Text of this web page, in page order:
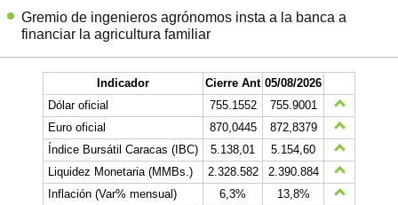
Gremio de ingenieros agrónomos insta a la banca a
financiar la agricultura familiar
Indicador Cierre Ant 05/08/2026
Dólar oficial
755.1552
755.9001
Euro oficial
870,0445
872,8379
Índice Bursátil Caracas (IBC)
5.138,01
5.154,60
Liquidez Monetaria (MMBs.)
2.328.582
2.390.884
Inflación (Var% mensual)
6,3%
13,8%